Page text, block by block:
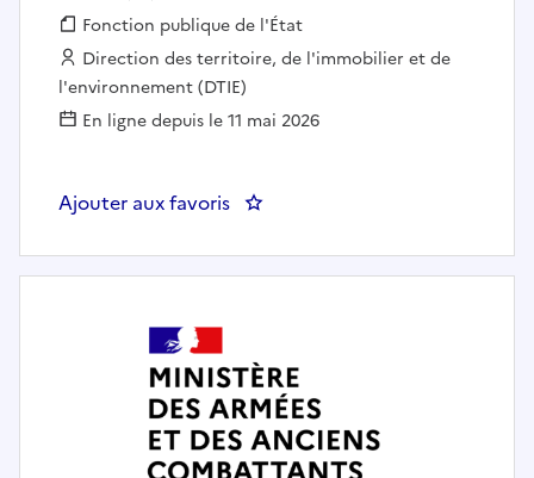
Fonction publique :
Fonction publique de l'État
Employeur :
Direction des territoire, de l'immobilier et de
l'environnement (DTIE)
En ligne depuis le 11 mai 2026
Ajouter aux favoris : EXPERT PILOTAGE